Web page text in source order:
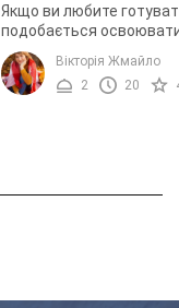
Якщо ви любите
подобається освоювати
рецепти, вам
приготувати гарячий
лікером. Напій простий і
Вікторія Жмайло
2
20